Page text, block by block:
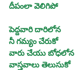
దీపంలా వెలిగిపో
పెద్దవారి దారిలోన
నీ గమ్యం చేరుకో
వారు చేయు బోధలోన
వాస్తవాలు తెలుసుకో